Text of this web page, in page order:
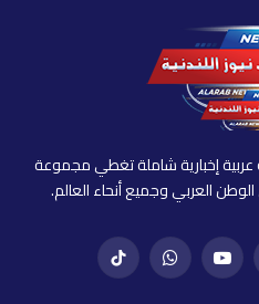
إخبارية شاملة تغطي مجموعة
العربي وجميع أنحاء العالم.
يوتيوب واتساب تيك